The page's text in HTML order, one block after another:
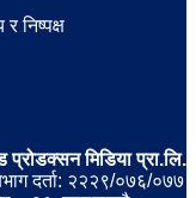
निष्पक्ष
प्रोडक्सन मिडिया प्रा.लि.
दर्ता: २२२९/०७६/०७७